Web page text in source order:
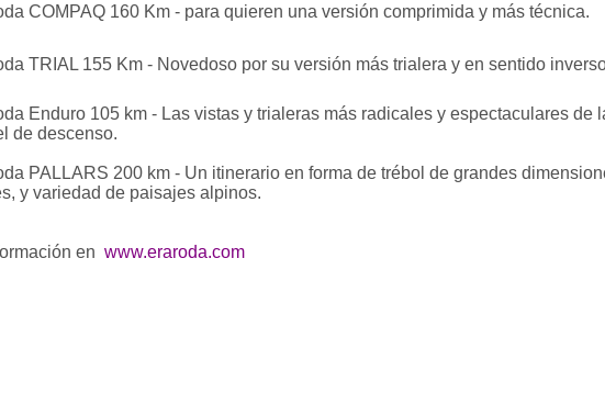
COMPAQ 160 Km - para quieren una versión comprimida y más técnica.
TRIAL 155 Km - Novedoso por su versión más trialera y en sentido
Enduro 105 km - Las vistas y trialeras más radicales y espectaculares
de descenso.
PALLARS 200 km - Un itinerario en forma de trébol de grandes
y variedad de paisajes alpinos.
en www.eraroda.com